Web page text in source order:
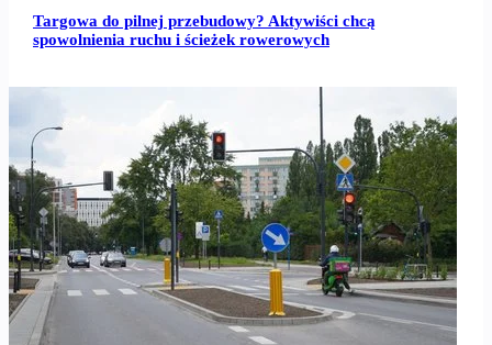
Targowa do pilnej przebudowy? Aktywiści chcą
spowolnienia ruchu i ścieżek rowerowych